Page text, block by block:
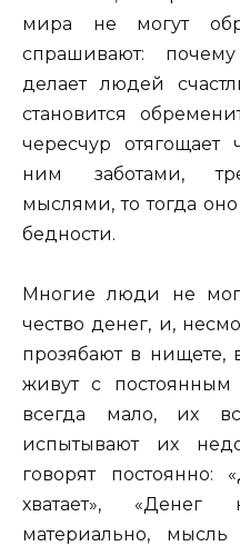
мира не могут
спрашивают:
делает людей
становится
чересчур отягощает
ним заботами,
мыслями, то тогда
бедности.
Многие люди не
чество денег, и,
прозябают в
живут с
всегда мало, их
испытывают их
говорят постоянно:
хватает», «Денег
материально,